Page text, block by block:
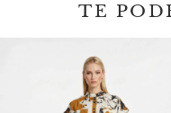
TE